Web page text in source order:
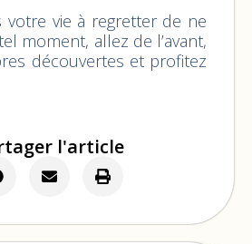
votre vie à regretter de ne
moment, allez de l’avant,
découvertes et profitez
l'article